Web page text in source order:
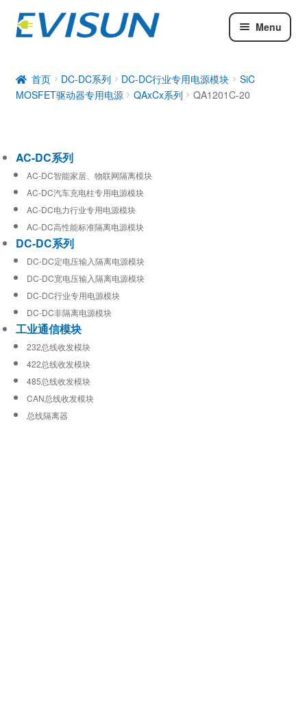
Menu
DC-DC系列
工业通信模块
首页 DC-DC系列 DC-DC行业专用电源模块
SiC
MOSFET驱动器专用电源
QAxCx系列 QA1201C-20
AC-DC系列
AC-DC智能家居、物联网隔离模块
AC-DC汽车充电柱专用电源模块
AC-DC电力行业专用电源模块
AC-DC高性能标准隔离电源模块
DC-DC系列
DC-DC定电压输入隔离电源模块
DC-DC宽电压输入隔离电源模块
DC-DC行业专用电源模块
DC-DC非隔离电源模块
工业通信模块
232总线收发模块
422总线收发模块
485总线收发模块
CAN总线收发模块
总线隔离器